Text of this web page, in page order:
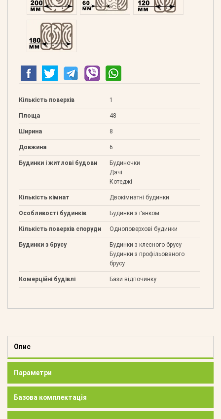
Клеєний 180
Кількість поверхів 1
Площа 48
Ширина 8
Довжина 6
Будинки і житлові будови
Будиночки
Дачі
Котеджі
Кількість кімнат Двокімнатні будинки
Особливості будинків Будинки з ґанком
Кількість поверхів споруди Одноповерхові будинки
Будинки з брусу
Будинки з клеєного брусу
Будинки з профільованого
брусу
Комерційні будівлі Бази відпочинку
Опис
Параметри
Базова комплектація